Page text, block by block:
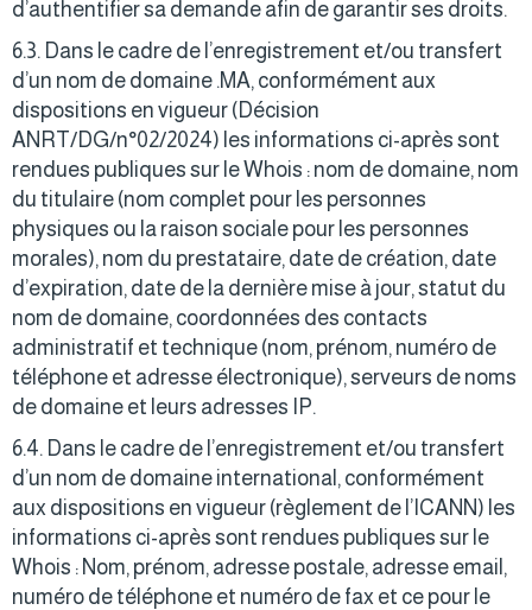
d’authentifier sa demande afin de garantir ses droits.
6.3. Dans le cadre de l’enregistrement et/ou transfert
d’un nom de domaine .MA, conformément aux
dispositions en vigueur (Décision
ANRT/DG/n°02/2024) les informations ci-après sont
rendues publiques sur le Whois : nom de domaine, nom
du titulaire (nom complet pour les personnes
physiques ou la raison sociale pour les personnes
morales), nom du prestataire, date de création, date
d’expiration, date de la dernière mise à jour, statut du
nom de domaine, coordonnées des contacts
administratif et technique (nom, prénom, numéro de
téléphone et adresse électronique), serveurs de noms
de domaine et leurs adresses IP.
6.4. Dans le cadre de l’enregistrement et/ou transfert
d’un nom de domaine international, conformément
aux dispositions en vigueur (règlement de l’ICANN) les
informations ci-après sont rendues publiques sur le
Whois : Nom, prénom, adresse postale, adresse email,
numéro de téléphone et numéro de fax et ce pour le